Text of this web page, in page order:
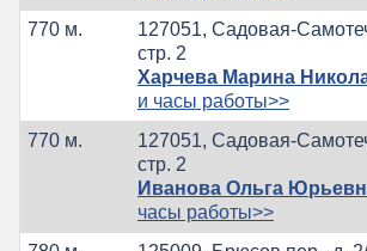
770 м.
127051, Садовая-
стр. 2
Харчева Марина
и часы работы>>
770 м.
127051, Садовая-
стр. 2
Иванова Ольга
часы работы>>